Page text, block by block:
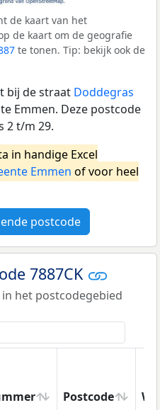
de kaart van het
de kaart om de geografie
te tonen. Tip: bekijk ook de
bij de straat Doddegras
Emmen. Deze postcode
2 t/m 29.
in handige Excel
Emmen of voor heel
postcode
7887CK
het postcodegebied
Postcode